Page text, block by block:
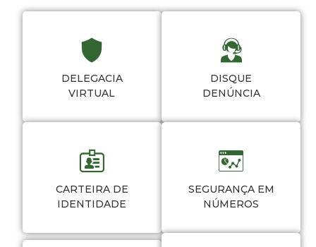
DELEGACIA
VIRTUAL
DISQUE
DENÚNCIA
CARTEIRA DE
IDENTIDADE
SEGURANÇA EM
NÚMEROS